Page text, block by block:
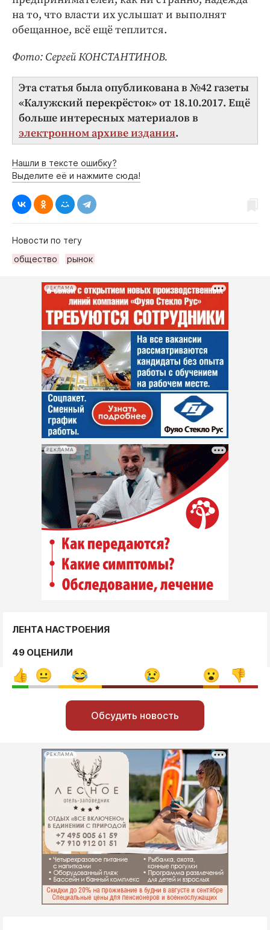
на то, что власти их услышат и выполнят
обещанное, всё ещё теплится.
Фото: Сергей КОНСТАНТИНОВ.
Эта статья была опубликована в №42 газеты
«Калужский перекрёсток» от 18.10.2017. Ещё
больше интересных материалов в
электронном архиве издания.
Нашли в тексте ошибку?
Выделите её и нажмите сюда!
Новости по тегу
общество
рынок
РЕКЛАМА
РЕКЛАМА
ЛЕНТА НАСТРОЕНИЯ
49 ОЦЕНИЛИ
Обсудить новость
РЕКЛАМА